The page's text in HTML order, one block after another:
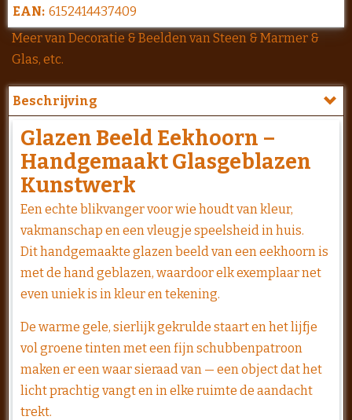
EAN: 6152414437409
Meer van Decoratie & Beelden van Steen & Marmer &
Glas, etc.
Beschrijving
Glazen Beeld Eekhoorn –
Handgemaakt Glasgeblazen
Kunstwerk
Een echte blikvanger voor wie houdt van kleur,
vakmanschap en een vleugje speelsheid in huis.
Dit handgemaakte glazen beeld van een eekhoorn is
met de hand geblazen, waardoor elk exemplaar net
even uniek is in kleur en tekening.
De warme gele, sierlijk gekrulde staart en het lijfje
vol groene tinten met een fijn schubbenpatroon
maken er een waar sieraad van — een object dat het
licht prachtig vangt en in elke ruimte de aandacht
trekt.